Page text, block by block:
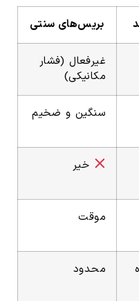
بریس‌های سنتی
غیرفعال (فشار
مکانیکی)
سنگین و ضخیم
خیر
موقت
محدود